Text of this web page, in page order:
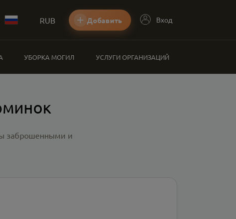
RUB Добавить Вход
УБОРКА МОГИЛ УСЛУГИ ОРГАНИЗАЦИЙ
заброшенными и